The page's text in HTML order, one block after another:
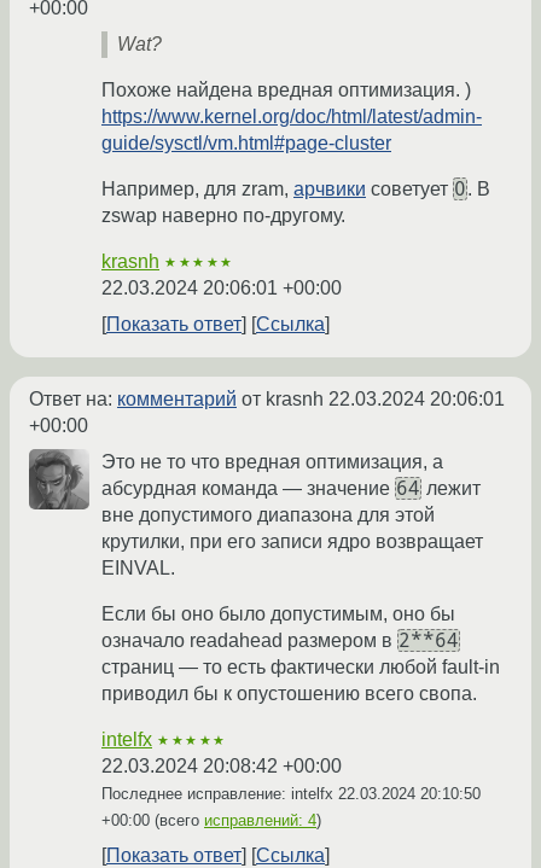
+00:00
Wat?
Похоже найдена вредная оптимизация. )
https://www.kernel.org/doc/html/latest/admin-
guide/sysctl/vm.html#page-cluster
Например, для zram, арчвики советует 0. В
zswap наверно по-другому.
krasnh ★★★★★
22.03.2024 20:06:01 +00:00
Показать ответ
Ссылка
Ответ на: комментарий от krasnh 22.03.2024 20:06:01
+00:00
Это не то что вредная оптимизация, а
абсурдная команда — значение 64 лежит
вне допустимого диапазона для этой
крутилки, при его записи ядро возвращает
EINVAL.
Если бы оно было допустимым, оно бы
означало readahead размером в 2**64
страниц — то есть фактически любой fault-in
приводил бы к опустошению всего свопа.
intelfx ★★★★★
22.03.2024 20:08:42 +00:00
Последнее исправление: intelfx 22.03.2024 20:10:50
+00:00 (всего исправлений: 4)
Показать ответ Ссылка